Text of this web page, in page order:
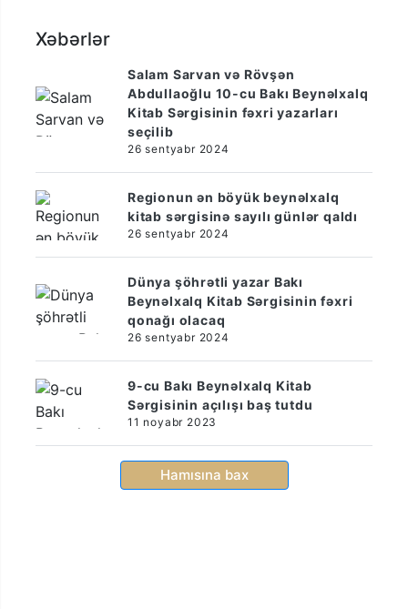
Xəbərlər
Salam Sarvan və Rövşən
Abdullaoğlu 10-cu Bakı Beynəlxalq
Kitab Sərgisinin fəxri yazarları
seçilib
26 sentyabr 2024
Regionun ən böyük beynəlxalq
kitab sərgisinə sayılı günlər qaldı
26 sentyabr 2024
Dünya şöhrətli yazar Bakı
Beynəlxalq Kitab Sərgisinin fəxri
qonağı olacaq
26 sentyabr 2024
9-cu Bakı Beynəlxalq Kitab
Sərgisinin açılışı baş tutdu
11 noyabr 2023
Hamısına bax